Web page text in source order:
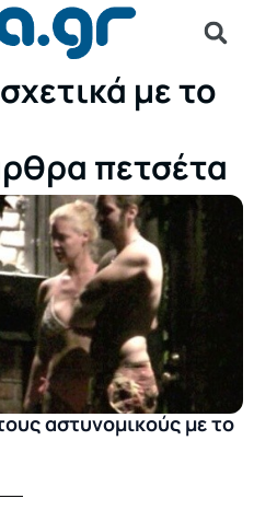
με το
πετσέτα
αστυνομικούς με το